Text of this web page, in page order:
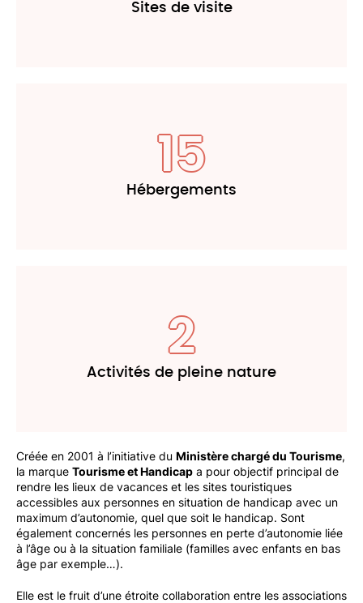
Sites de visite
15
Hébergements
2
Activités de pleine nature
Créée en 2001 à l’initiative du Ministère chargé du Tourisme,
la marque Tourisme et Handicap a pour objectif principal de
rendre les lieux de vacances et les sites touristiques
accessibles aux personnes en situation de handicap avec un
maximum d’autonomie, quel que soit le handicap. Sont
également concernés les personnes en perte d’autonomie liée
à l’âge ou à la situation familiale (familles avec enfants en bas
âge par exemple…).
Elle est le fruit d’une étroite collaboration entre les associations